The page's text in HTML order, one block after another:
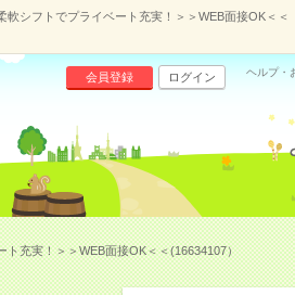
軟シフトでプライベート充実！＞＞WEB面接OK＜＜
会員登録 ログイン ヘルプ・
充実！＞＞WEB面接OK＜＜(16634107）